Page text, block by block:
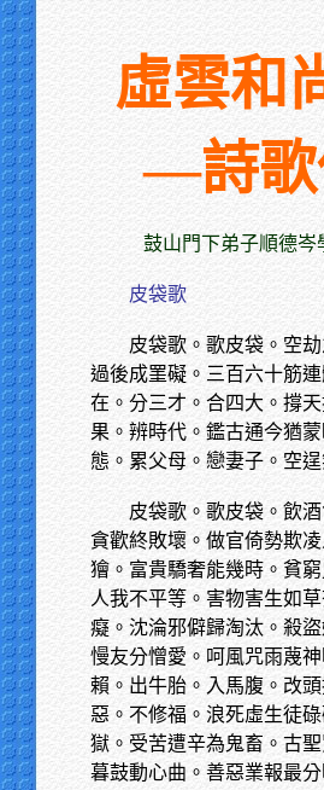
虛雲和
—詩歌
鼓山門下弟子順德岑
皮袋歌
皮袋歌。歌皮袋。空
過後成罣礙。三百六十筋
在。分三才。合四大。撐
果。辨時代。鑑古通今猶
態。累父母。戀妻子。空逞
皮袋歌。歌皮袋。飲
貪歡終敗壞。做官倚勢欺
獪。富貴驕奢能幾時。貧
人我不平等。害物害生如
癡。沈淪邪僻歸淘汰。殺
慢友分憎愛。呵風咒雨蔑
賴。出牛胎。入馬腹。改
惡。不修福。浪死虛生徒
獄。受苦遭辛為鬼畜。古
暮鼓動心曲。善惡業報最